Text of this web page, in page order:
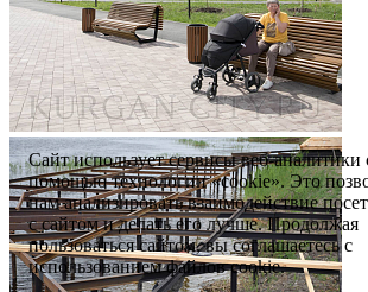
Сайт использует сервисы веб-аналитики
помощью технологии «cookie». Это
нам анализировать взаимодействие
с сайтом и делать его лучше. Продолжая
пользоваться сайтом, вы соглашаетесь с
использованием файлов cookie.